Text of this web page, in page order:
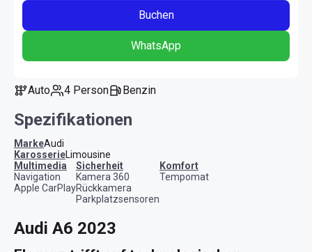
Buchen
WhatsApp
Auto 4 Person Benzin
Spezifikationen
MarkeAudi
KarosserieLimousine
Multimedia
Navigation
Apple CarPlay
Sicherheit
Kamera 360
Rückkamera
Parkplatzsensoren
Komfort
Tempomat
Audi A6 2023